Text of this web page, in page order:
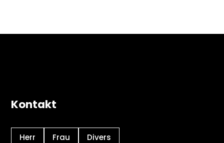
Kontakt
Herr Frau Divers